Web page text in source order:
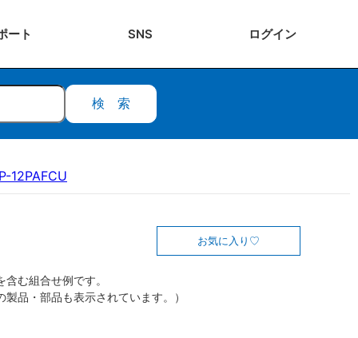
ート SNS ログイン
検索
12PAFCU
お気に入り
む組合せ例です。
製品・部品も表示されています。）